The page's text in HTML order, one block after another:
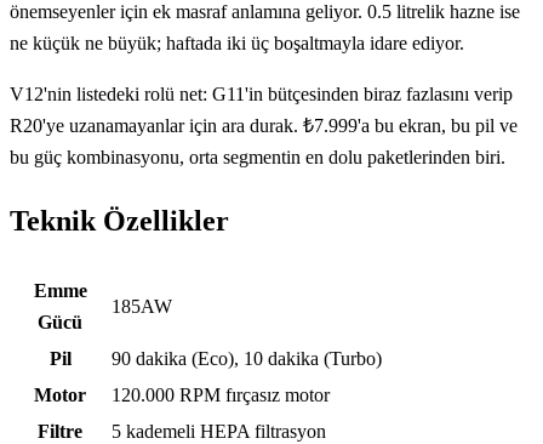
önemseyenler için ek masraf anlamına geliyor. 0.5 litrelik hazne ise
ne küçük ne büyük; haftada iki üç boşaltmayla idare ediyor.
V12'nin listedeki rolü net: G11'in bütçesinden biraz fazlasını verip
R20'ye uzanamayanlar için ara durak. ₺7.999'a bu ekran, bu pil ve
bu güç kombinasyonu, orta segmentin en dolu paketlerinden biri.
Teknik Özellikler
Teknik özellikler
Emme
Gücü
185AW
Pil
90 dakika (Eco), 10 dakika (Turbo)
Motor
120.000 RPM fırçasız motor
Filtre
5 kademeli HEPA filtrasyon